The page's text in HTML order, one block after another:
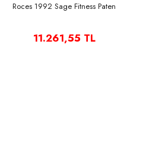
Roces 1992 Sage Fitness Paten
11.261,55 TL